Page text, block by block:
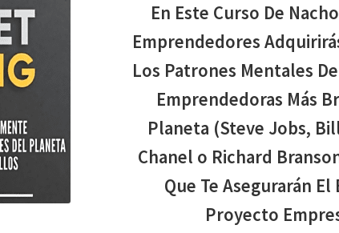
was:
$ 197,00.
is:
$ 8,00.
En Este Curso De
Emprendedores
Los Patrones Mentales
Emprendedoras Más
Planeta (Steve Jobs,
Chanel o Richard
Que Te Asegurarán El
Proyecto